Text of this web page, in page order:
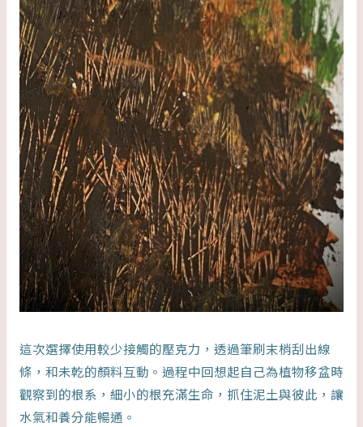
這次選擇使用較少接觸的壓克力，透過筆刷末梢刮出線
條，和未乾的顏料互動。過程中回想起自己為植物移盆時
觀察到的根系，細小的根充滿生命，抓住泥土與彼此，讓
水氣和養分能暢通。